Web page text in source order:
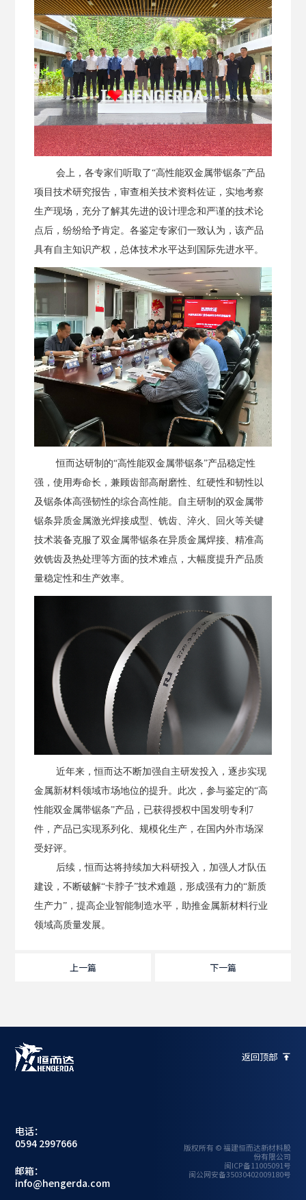
会上，各专家们听取了“高性能双金属带锯条”产品
项目技术研究报告，审查相关技术资料佐证，实地考察
生产现场，充分了解其先进的设计理念和严谨的技术论
点后，纷纷给予肯定。各鉴定专家们一致认为，该产品
具有自主知识产权，总体技术水平达到国际先进水平。
恒而达研制的“高性能双金属带锯条”产品稳定性
强，使用寿命长，兼顾齿部高耐磨性、红硬性和韧性以
及锯条体高强韧性的综合高性能。自主研制的双金属带
锯条异质金属激光焊接成型、铣齿、淬火、回火等关键
技术装备克服了双金属带锯条在异质金属焊接、精准高
效铣齿及热处理等方面的技术难点，大幅度提升产品质
量稳定性和生产效率。
近年来，恒而达不断加强自主研发投入，逐步实现
金属新材料领域市场地位的提升。此次，参与鉴定的“高
性能双金属带锯条”产品，已获得授权中国发明专利 7
件，产品已实现系列化、规模化生产，在国内外市场深
受好评。
后续，恒而达将持续加大科研投入，加强人才队伍
建设，不断破解“卡脖子”技术难题，形成强有力的“新质
生产力”，提高企业智能制造水平，助推金属新材料行业
领域高质量发展。
上一篇 下一篇
返回顶部 
电话：
0594 2997666
邮箱：
info@hengerda.com
版权所有 © 福建恒而达新材料股
份有限公司
闽ICP备11005091号
闽公网安备35030402009180号